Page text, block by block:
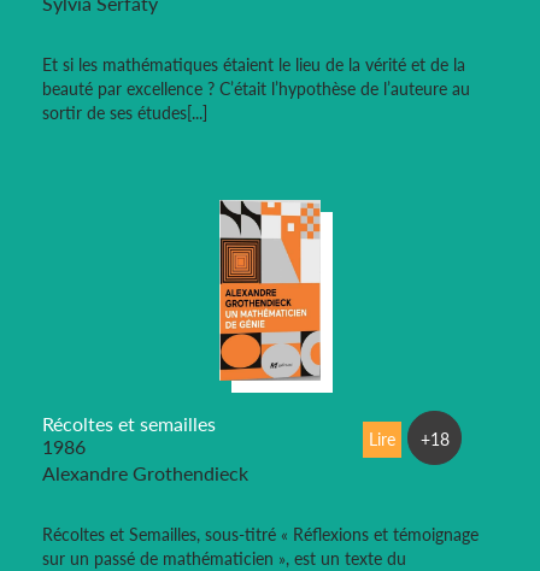
Et si les mathématiques étaient le lieu de la vérité et de la
beauté par excellence ? C’était l’hypothèse de l’auteure au
sortir de ses études[...]
Récoltes et semailles
1986
Alexandre Grothendieck
Récoltes et Semailles, sous-titré « Réflexions et témoignage
sur un passé de mathématicien », est un texte du
Lire +18